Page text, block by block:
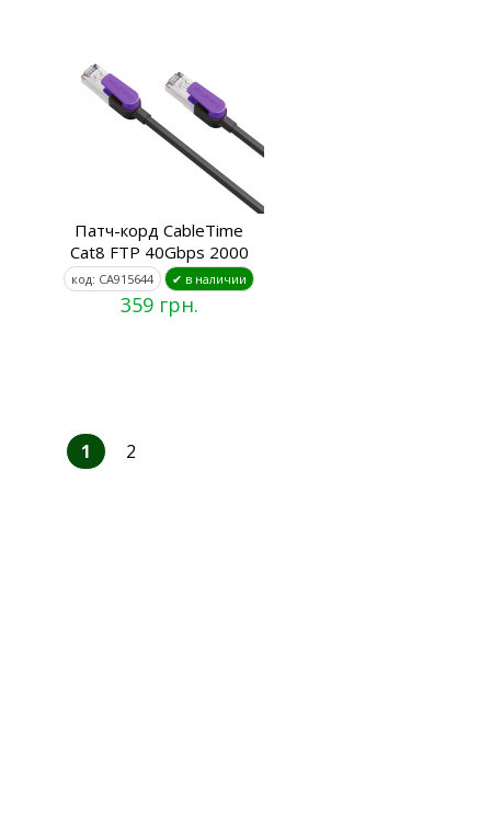
Патч-корд CableTime
Cat8 FTP 40Gbps 2000
код: CA915644 ✔ в наличии
359 грн.
1 2